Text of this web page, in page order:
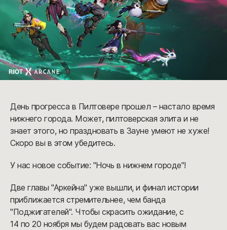
День прогресса в Пилтовере прошел – настало время
нижнего города. Может, пилтоверская элита и не
знает этого, но праздновать в Зауне умеют не хуже!
Скоро вы в этом убедитесь.
У нас новое событие: "Ночь в нижнем городе"!
Две главы "Аркейна" уже вышли, и финал истории
приближается стремительнее, чем банда
"Поджигателей". Чтобы скрасить ожидание, с
14 по 20 ноября мы будем радовать вас новым